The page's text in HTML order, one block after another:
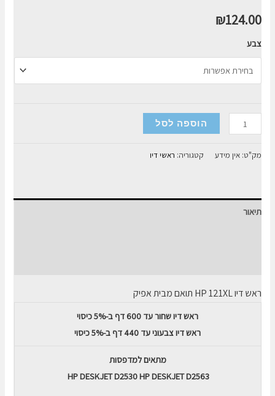
₪124.00
צבע
כמות
של
ראש
HP
הוספה לסל
מק"ט:אין מידע קטגוריה: ראשי דיו
תיאור
ראש דיוHP 121XL תואם מבית אפיק
ראש דיו שחור עד 600 דף ב-5% כיסוי
ראש דיו צבעוני עד 440 דף ב-5% כיסוי
מתאים למדפסות
HP DESKJET D2530HP DESKJET D2563